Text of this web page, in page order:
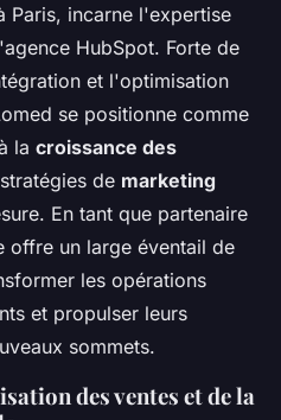
Paris, incarne l'expertise
HubSpot. Forte de
et l'optimisation
se positionne comme
la croissance des
de marketing
En tant que partenaire
offre un large éventail de
les opérations
et propulser leurs
sommets.
des ventes et de la